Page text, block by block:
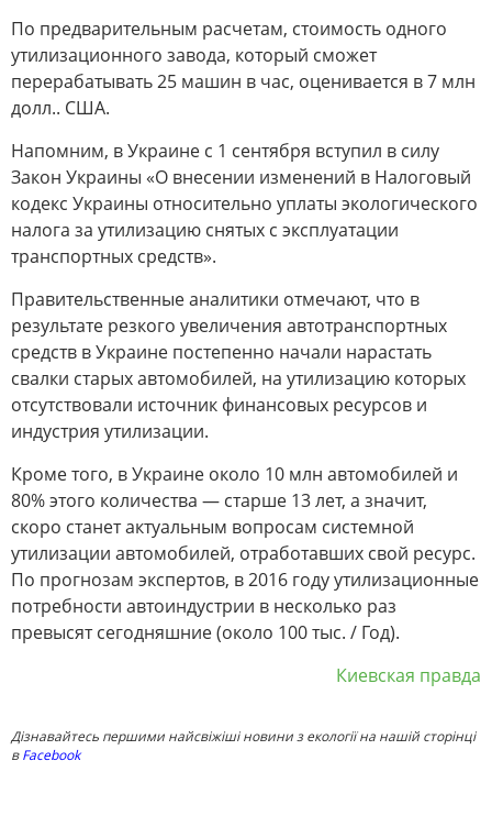
По предварительным расчетам, стоимость одного
утилизационного завода, который сможет
перерабатывать 25 машин в час, оценивается в 7 млн ​​
долл.. США.
Напомним, в Украине с 1 сентября вступил в силу
Закон Украины «О внесении изменений в Налоговый
кодекс Украины относительно уплаты экологического
налога за утилизацию снятых с эксплуатации
транспортных средств».
Правительственные аналитики отмечают, что в
результате резкого увеличения автотранспортных
средств в Украине постепенно начали нарастать
свалки старых автомобилей, на утилизацию которых
отсутствовали источник финансовых ресурсов и
индустрия утилизации.
Кроме того, в Украине около 10 млн автомобилей и
80% этого количества — старше 13 лет, а значит,
скоро станет актуальным вопросам системной
утилизации автомобилей, отработавших свой ресурс.
По прогнозам экспертов, в 2016 году утилизационные
потребности автоиндустрии в несколько раз
превысят сегодняшние (около 100 тыс. / Год).
Киевская правда
Дізнавайтесь першими найсвіжіші новини з екології на нашій сторінці
вFacebook